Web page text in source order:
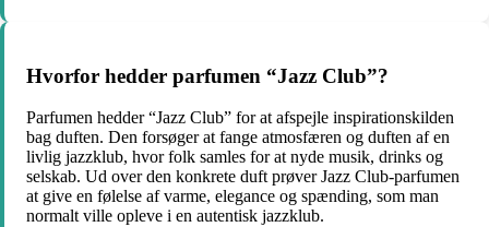
Hvorfor hedder parfumen “Jazz Club”?
Parfumen hedder “Jazz Club” for at afspejle inspirationskilden
bag duften. Den forsøger at fange atmosfæren og duften af en
livlig jazzklub, hvor folk samles for at nyde musik, drinks og
selskab. Ud over den konkrete duft prøver Jazz Club-parfumen
at give en følelse af varme, elegance og spænding, som man
normalt ville opleve i en autentisk jazzklub.